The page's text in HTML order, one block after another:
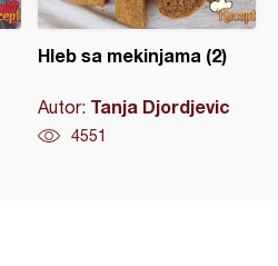
Hleb sa mekinjama (2)
Autor: Tanja Djordjevic
4551